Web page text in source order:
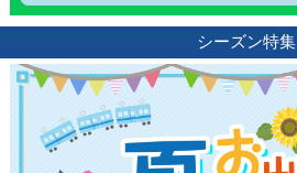
シーズン特集